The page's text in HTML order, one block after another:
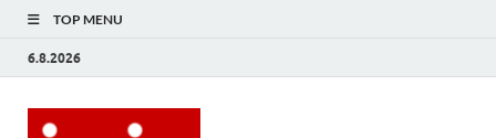
TOP MENU
6.8.2026